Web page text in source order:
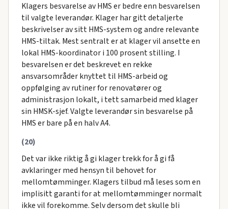
Klagers besvarelse av HMS er bedre enn besvarelsen
til valgte leverandør. Klager har gitt detaljerte
beskrivelser av sitt HMS-system og andre relevante
HMS-tiltak. Mest sentralt er at klager vil ansette en
lokal HMS-koordinator i 100 prosent stilling. I
besvarelsen er det beskrevet en rekke
ansvarsområder knyttet til HMS-arbeid og
oppfølging av rutiner for renovatører og
administrasjon lokalt, i tett samarbeid med klager
sin HMSK-sjef. Valgte leverandør sin besvarelse på
HMS er bare på en halv A4.
(20)
Det var ikke riktig å gi klager trekk for å gi få
avklaringer med hensyn til behovet for
mellomtømminger. Klagers tilbud må leses som en
implisitt garanti for at mellomtømminger normalt
ikke vil forekomme. Selv dersom det skulle bli